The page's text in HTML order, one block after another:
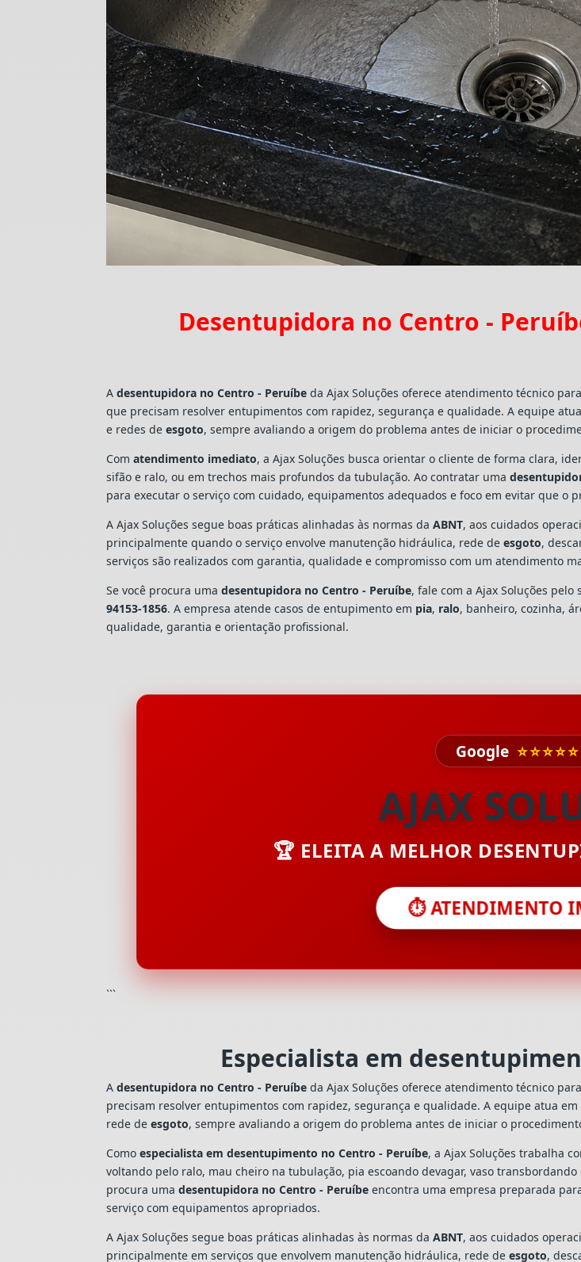
Desentupidora no Centro -
Adesentupidora no Centro - Peruíbe da Ajax Soluções oferece atendimento técnico
que precisam resolver entupimentos com rapidez, segurança e qualidade. A equipe
e redes deesgoto, sempre avaliando a origem do problema antes de iniciar o
Comatendimento imediato, a Ajax Soluções busca orientar o cliente de forma clara,
sifão e ralo, ou em trechos mais profundos da tubulação. Ao contratar uma
para executar o serviço com cuidado, equipamentos adequados e foco em evitar que o
A Ajax Soluções segue boas práticas alinhadas às normas daABNT, aos cuidados
principalmente quando o serviço envolve manutenção hidráulica, rede deesgoto,
serviços são realizados com garantia, qualidade e compromisso com um atendimento
Se você procura umadesentupidora no Centro - Peruíbe, fale com a Ajax Soluções pelo
94153-1856. A empresa atende casos de entupimento em pia, ralo, banheiro, cozinha,
qualidade, garantia e orientação profissional.
Google ⭐⭐⭐⭐⭐
AJAX
🏆 ELEITA A MELHOR
⏱️ ATENDIMENTO
```
Especialista em
Adesentupidora no Centro - Peruíbe da Ajax Soluções oferece atendimento técnico
precisam resolver entupimentos com rapidez, segurança e qualidade. A equipe atua em
rede deesgoto, sempre avaliando a origem do problema antes de iniciar o
Comoespecialista em desentupimento no Centro - Peruíbe, a Ajax Soluções trabalha
voltando pelo ralo, mau cheiro na tubulação, pia escoando devagar, vaso
procura umadesentupidora no Centro - Peruíbe encontra uma empresa preparada
serviço com equipamentos apropriados.
A Ajax Soluções segue boas práticas alinhadas às normas daABNT, aos cuidados
principalmente em serviços que envolvem manutenção hidráulica, rede deesgoto,